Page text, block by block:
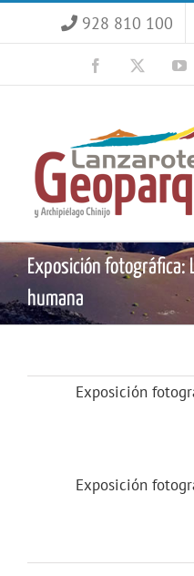
928 810 100
Facebook
Exposición fotográfica:
humana
Exposición
Exposición